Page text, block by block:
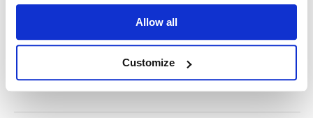
Allow all
Customize
た結果をご紹介します。 その結果、画像解析法は粒子径測定において
優れた精度を示し、特に粗大粒子の分離能力が高いことが確認されま
した。これにより、粒子径分布や粒子形状（円形度、縦横比など）を
製造工程で正確にモニタリングすることが可能となり、製品の粒度均
一性が確保され、研磨工具の性能向上にもつながります。 研磨材業界
や工程管理に大きく貢献します。 使用装置 BeVision S1（画像解析式
温度および濃度変化による自己組織化界面活性剤
ミセルの粒子径測定
本アプリケーションノートでは、非イオン性界面活性剤「Tween 20」
およびイオン性界面活性剤「SDS」のミセル形成挙動に着目し、温度
乱法（DLS）を用いて評価を行いました。 ミセルの粒子径変化は、界